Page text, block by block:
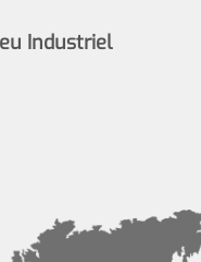
Industriel